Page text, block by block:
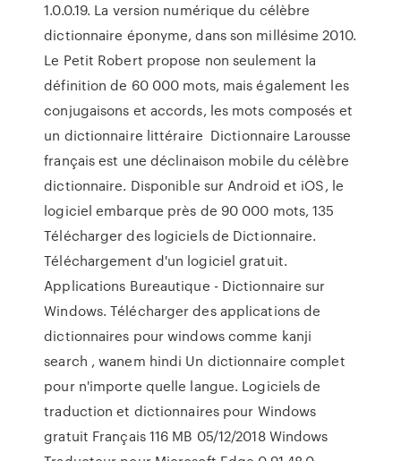
1.0.0.19. La version numérique du célèbre
dictionnaire éponyme, dans son millésime 2010.
Le Petit Robert propose non seulement la
définition de 60 000 mots, mais également les
conjugaisons et accords, les mots composés et
un dictionnaire littéraire Dictionnaire Larousse
français est une déclinaison mobile du célèbre
dictionnaire. Disponible sur Android et iOS, le
logiciel embarque près de 90 000 mots, 135
Télécharger des logiciels de Dictionnaire.
Téléchargement d'un logiciel gratuit.
Applications Bureautique - Dictionnaire sur
Windows. Télécharger des applications de
dictionnaires pour windows comme kanji
search , wanem hindi Un dictionnaire complet
pour n'importe quelle langue. Logiciels de
traduction et dictionnaires pour Windows
gratuit Français 116 MB 05/12/2018 Windows